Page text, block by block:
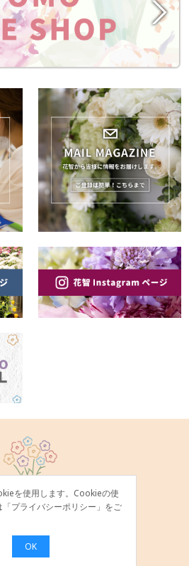
を使用します。Cookieの使
「プライバシーポリシー 」をご
OK